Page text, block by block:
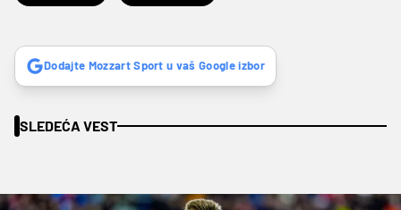
Dodajte Mozzart Sport u vaš Google izbor
SLEDEĆA VEST